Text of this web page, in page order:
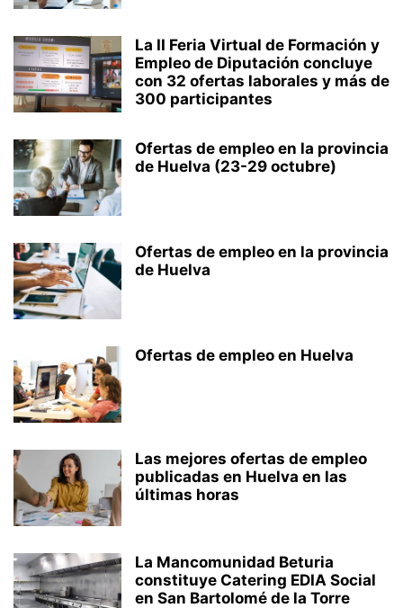
La II Feria Virtual de Formación y
Empleo de Diputación concluye
con 32 ofertas laborales y más de
300 participantes
Ofertas de empleo en la provincia
de Huelva (23-29 octubre)
Ofertas de empleo en la provincia
de Huelva
Ofertas de empleo en Huelva
Las mejores ofertas de empleo
publicadas en Huelva en las
últimas horas
La Mancomunidad Beturia
constituye Catering EDIA Social
en San Bartolomé de la Torre